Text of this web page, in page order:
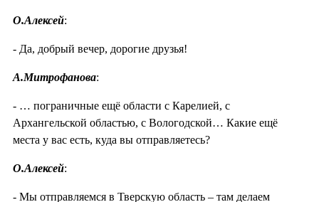
О.Алексей:
- Да, добрый вечер, дорогие друзья!
А.Митрофанова:
- … пограничные ещё области с Карелией, с
Архангельской областью, с Вологодской… Какие ещё
места у вас есть, куда вы отправляетесь?
О.Алексей:
- Мы отправляемся в Тверскую область – там делаем